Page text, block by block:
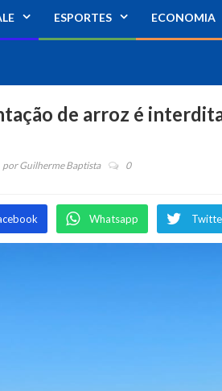
ESPORTES ECONOMIA
de arroz é
porGuilherme Baptista 0
Whatsapp